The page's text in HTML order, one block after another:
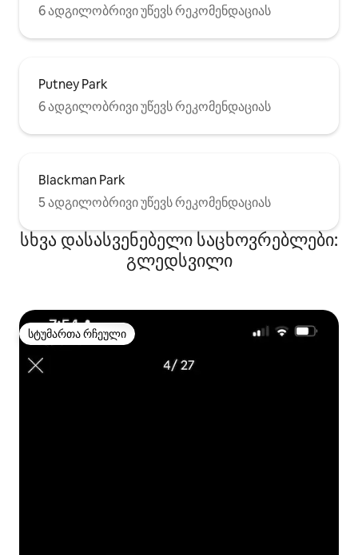
6 ადგილობრივი უწევს რეკომენდაციას
Putney Park
6 ადგილობრივი უწევს რეკომენდაციას
Blackman Park
5 ადგილობრივი უწევს რეკომენდაციას
სხვა დასასვენებელი საცხოვრებლები:
გლედსვილი
სტუმართა რჩეული
სტუმართა რჩეული